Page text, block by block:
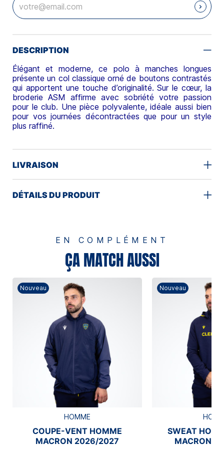
DESCRIPTION
Élégant et moderne, ce polo à manches longues
présente un col classique orné de boutons contrastés
qui apportent une touche d’originalité. Sur le cœur, la
broderie ASM affirme avec sobriété votre passion
pour le club. Une pièce polyvalente, idéale aussi bien
pour vos journées décontractées que pour un style
plus raffiné.
LIVRAISON
DÉTAILS DU PRODUIT
EN COMPLÉMENT
ÇA MATCH AUSSI
Nouveau
HOMME
COUPE-VENT HOMME
MACRON 2026/2027
Nouveau
SWEAT
MACRON